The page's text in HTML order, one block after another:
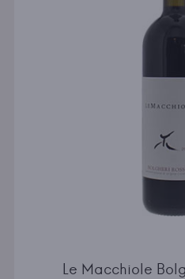
Le Macchiole